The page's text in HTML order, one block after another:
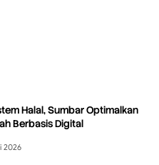
Halal, Sumbar Optimalkan
Berbasis Digital
2026